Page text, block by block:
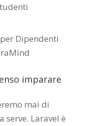
Dipendenti
imparare
mai di
serve. Laravel è